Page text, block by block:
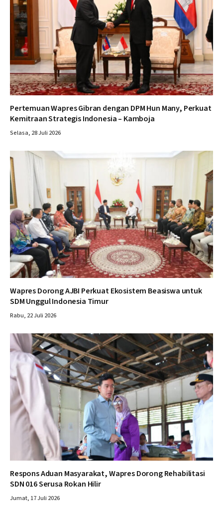
Pertemuan Wapres Gibran dengan DPM Hun Many, Perkuat
Kemitraan Strategis Indonesia – Kamboja
Selasa, 28 Juli 2026
Wapres Dorong AJBI Perkuat Ekosistem Beasiswa untuk
SDM Unggul Indonesia Timur
Rabu, 22 Juli 2026
Respons Aduan Masyarakat, Wapres Dorong Rehabilitasi
SDN 016 Serusa Rokan Hilir
Jumat, 17 Juli 2026